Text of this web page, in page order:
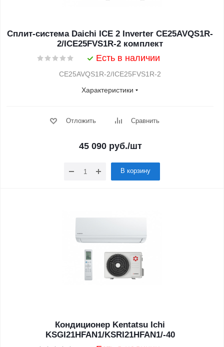
Сплит-система Daichi ICE 2 Inverter CE25AVQS1R-
2/ICE25FVS1R-2 комплект
Есть в наличии
CE25AVQS1R-2/ICE25FVS1R-2
Характеристики
Отложить Сравнить
45 090руб./шт
В корзину
Кондиционер Kentatsu Ichi
KSGI21HFAN1/KSRI21HFAN1/-40